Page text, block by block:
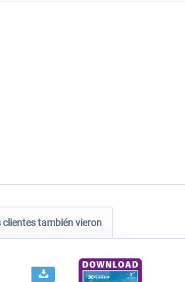
clientes también vieron